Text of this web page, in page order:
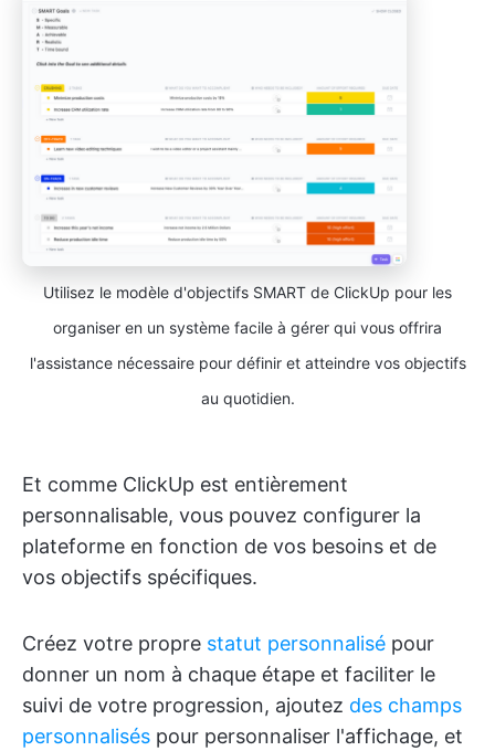
Utilisez le modèle d'objectifs SMART de ClickUp pour les
organiser en un système facile à gérer qui vous offrira
l'assistance nécessaire pour définir et atteindre vos objectifs
au quotidien.
Et comme ClickUp est entièrement
personnalisable, vous pouvez configurer la
plateforme en fonction de vos besoins et de
vos objectifs spécifiques.
Créez votre propre statut personnalisé pour
donner un nom à chaque étape et faciliter le
suivi de votre progression, ajoutez des champs
personnalisés pour personnaliser l'affichage, et